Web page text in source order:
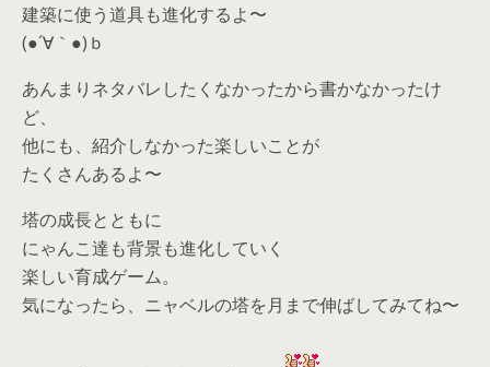
建築に使う道具も進化するよ〜
(●´∀｀●)ｂ
あんまりネタバレしたくなかったから書かなかったけ
ど、
他にも、紹介しなかった楽しいことが
たくさんあるよ〜
塔の成長とともに
にゃんこ達も背景も進化していく
楽しい育成ゲーム。
気になったら、 ニャベルの塔を月まで伸ばしてみてね〜